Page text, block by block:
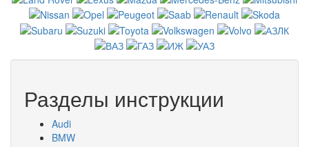
Разделы инструкции
Audi
BMW